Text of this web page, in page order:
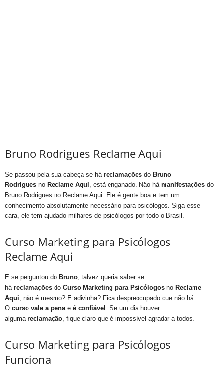
Bruno Rodrigues Reclame Aqui
Se passou pela sua cabeça se há reclamações do Bruno
Rodrigues no Reclame Aqui, está enganado. Não há manifestações do
Bruno Rodrigues no Reclame Aqui. Ele é gente boa e tem um
conhecimento absolutamente necessário para psicólogos. Siga esse
cara, ele tem ajudado milhares de psicólogos por todo o Brasil.
Curso Marketing para Psicólogos
Reclame Aqui
E se perguntou do Bruno, talvez queria saber se
há reclamações do Curso Marketing para Psicólogos no Reclame
Aqui, não é mesmo? E adivinha? Fica despreocupado que não há.
O curso vale a penae é confiável . Se um dia houver
alguma reclamação, fique claro que é impossível agradar a todos.
Curso Marketing para Psicólogos
Funciona